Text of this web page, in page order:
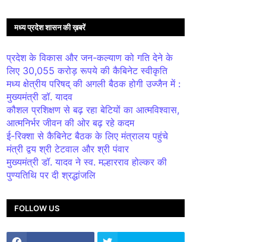
मध्य प्रदेश शासन की ख़बरें
प्रदेश के विकास और जन-कल्याण को गति देने के
लिए 30,055 करोड़ रूपये की कैबिनेट स्वीकृति
मध्य क्षेत्रीय परिषद् की अगली बैठक होगी उज्जैन में :
मुख्यमंत्री डॉ. यादव
कौशल प्रशिक्षण से बढ़ रहा बेटियों का आत्मविश्वास,
आत्मनिर्भर जीवन की ओर बढ़ रहे कदम
ई-रिक्शा से कैबिनेट बैठक के लिए मंत्रालय पहुंचे
मंत्री द्वय श्री टेटवाल और श्री पंवार
मुख्यमंत्री डॉ. यादव ने स्व. मल्हारराव होल्कर की
पुण्यतिथि पर दी श्रद्धांजलि
FOLLOW US